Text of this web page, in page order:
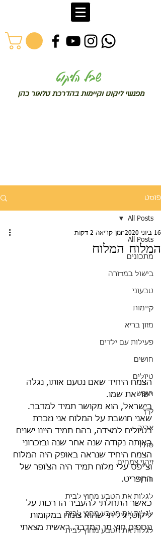
שביל הליקוט
מפגשי ליקוט וקיימות בהדרכת טלאור כהן
פוסט
All Posts
מתכונים
בישול במדורה
טבעוני
קיימות
מזון בריא
פעילות עם ילדים
חושים
טיולים
חופש
קיץ
אביב
סתיו
זיהוי צמחים
חורף
לגלות את הטבע מחוץ לבית
לגלות את הטבע מחוץ לבית
לגלות את הטבע מחוץ לבית
All Posts
המלוח המלוח
16 ביוני 2020 זמן קריאה 2 דקות
הצמח היחיד שאם נטעם אותו, נגלה
ישר את שמו.
בישראל, הוא מקושר תמיד למדבר.
שאני חושבת על המלוח אני נזכרת
בטיולים למצדה, בהם תמיד היינו ישנים
באותה נקודה שנה אחר שנה ובזכרוני
הצמח היחיד שנראה באופק היה המלוח
וצ'יפס עלי מלוח תמיד היה הצ'ופר של
התפריט.
כאשר התחלתי להעביר הדרכות על
ליקוט, גיליתי שהוא צומח במקומות
נוספים חוץ מן המדבר. ראשית מצאתי